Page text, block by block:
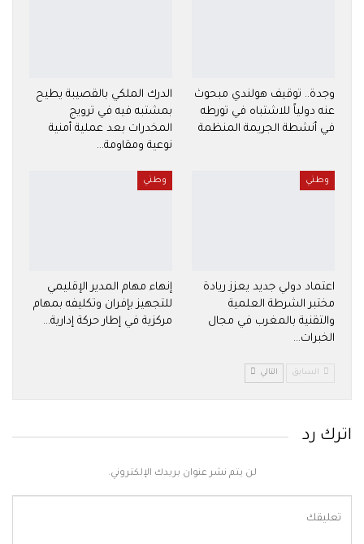
وجدة.. توقيف هولندي مبحوث
عنه دولياً للاشتباه في تورطه
في أنشطة الجريمة المنظمة
الدرك الملكي بالقصيبة يطيح
بمشتبه فيه في ترويج
المخدرات بعد عملية أمنية
نوعية ومقاومة…
وطني
اعتماد دولي جديد يعزز ريادة
مختبر الشرطة العلمية
والتقنية بالمغرب في مجال
الخبرات…
وطني
إنهاء مهام المدير الإقليمي
للتجهيز بإفران وتكليفه بمهام
مركزية في إطار حركة إدارية…
السابق التالي
اترك رد
لن يتم نشر عنوان بريدك الإلكتروني.